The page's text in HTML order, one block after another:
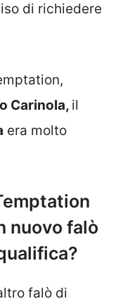
di richiedere
Carinola, il
era molto
nuovo falò
falò di